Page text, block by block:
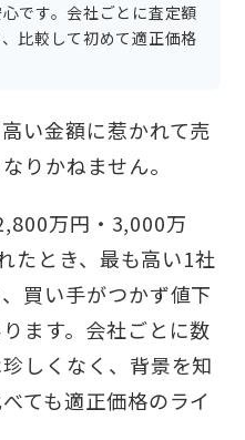
です。会社ごとに査定額
比較して初めて適正価格
い金額に惹かれて売
りかねません。
万円・3,000万
たとき、最も高い1社
買い手がつかず値下
ます。会社ごとに数
しくなく、背景を知
ても適正価格のライ